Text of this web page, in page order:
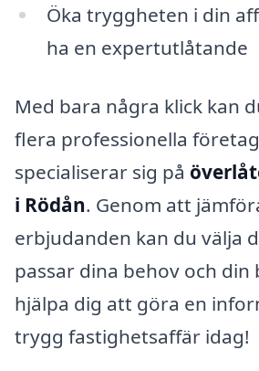
Öka tryggheten i din
ha en expertutlåtande
Med bara några klick kan
flera professionella
specialiserar sig på
i Rödån. Genom att
erbjudanden kan du välja
passar dina behov och din
hjälpa dig att göra en
trygg fastighetsaffär idag!